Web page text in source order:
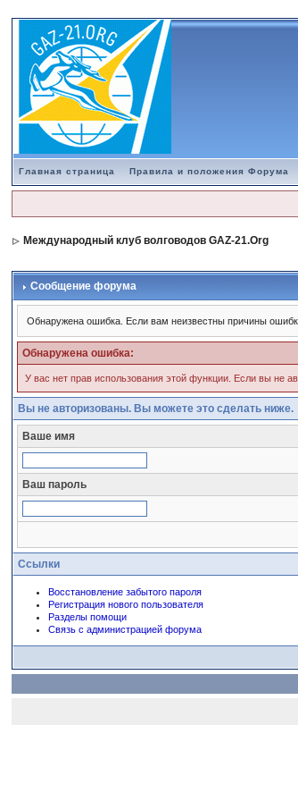
Главная страница Правила и положения Форума
Международный клуб волговодов GAZ-21.Org
Сообщение форума
Обнаружена ошибка. Если вам неизвестны причины
Обнаружена ошибка:
У вас нет прав использования этой функции. Если вы не
Вы не авторизованы. Вы можете это сделать ниже.
Ваше имя
Ваш пароль
Ссылки
Восстановление забытого пароля
Регистрация нового пользователя
Разделы помощи
Связь с администрацией форума